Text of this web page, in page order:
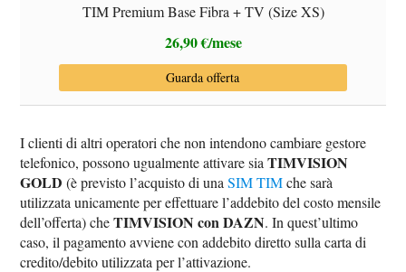
TIM Premium Base Fibra + TV (Size XS)
26,90 €/mese
Guarda offerta
I clienti di altri operatori che non intendono cambiare gestore
telefonico, possono ugualmente attivare siaTIMVISION
GOLD (è previsto l’acquisto di unaSIM TIMche sarà
utilizzata unicamente per effettuare l’addebito del costo mensile
dell’offerta) cheTIMVISION con DAZN. In quest’ultimo
caso, il pagamento avviene con addebito diretto sulla carta di
credito/debito utilizzata per l’attivazione.